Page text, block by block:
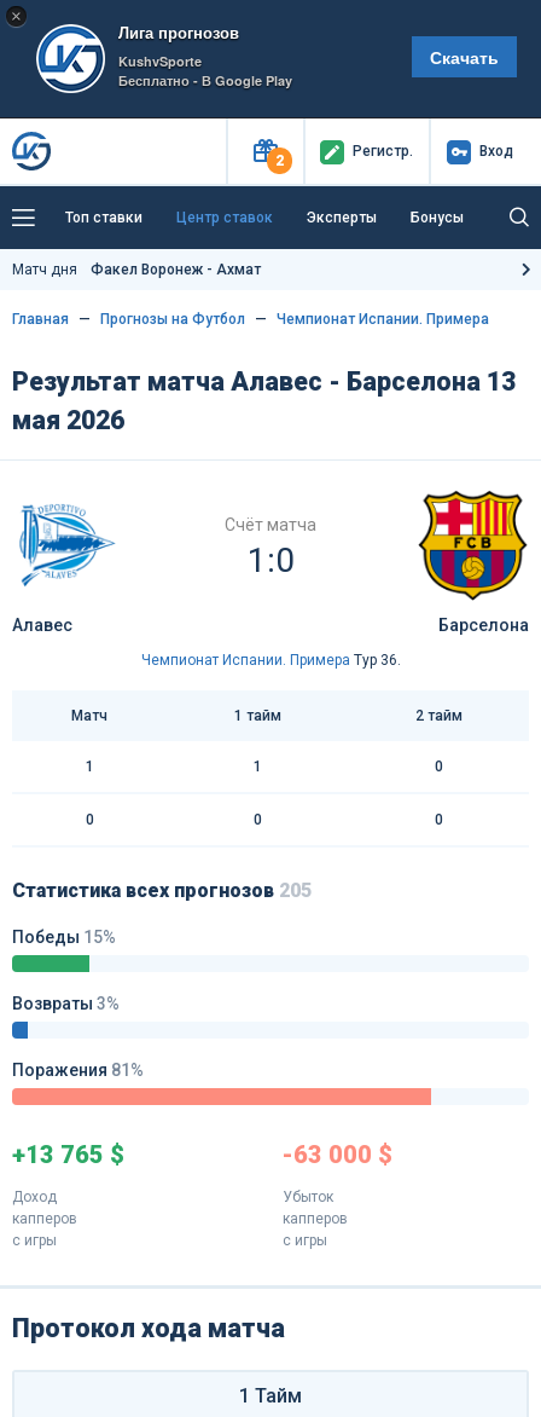
×
Лига прогнозов
KushvSporte
Бесплатно - В Google Play
Скачать
2
Регистр. Вход
Топ ставки Центр ставок Эксперты Бонусы
Тренды Букмекеры
Как тут заработать?
Матч дня Факел Воронеж - Ахмат
Главная Прогнозы на Футбол Чемпионат Испании. Примера
Результат матча Алавес - Барселона 13
мая 2026
Счёт матча
1:0
Алавес Барселона
Чемпионат Испании. Примера Тур 36.
Матч 1 тайм 2 тайм
1 1 0
0 0 0
Статистика всех прогнозов 205
Победы 15%
Возвраты 3%
Поражения 81%
+13 765 $
Доход
капперов
с игры
-63 000 $
Убыток
капперов
с игры
Протокол хода матча
1 Тайм